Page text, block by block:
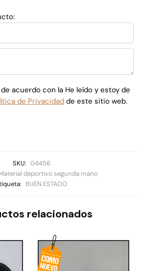
acuerdo con la He leído y estoy de
de Privacidad de este sitio web.
SKU: 04456
deportivo segunda mano
BUEN ESTADO
relacionados